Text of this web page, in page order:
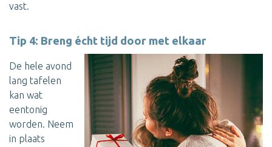
vast.
Tip 4: Breng écht tijd door met elkaar
De hele avond
lang tafelen
kan wat
eentonig
worden. Neem
in plaats